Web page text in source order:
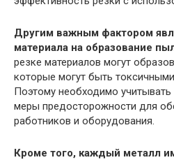
Другим важным фактором
материала на образование
резке материалов могут
которые могут быть
Поэтому необходимо учитывать
меры предосторожности для
работников и оборудования.
Кроме того, каждый металл